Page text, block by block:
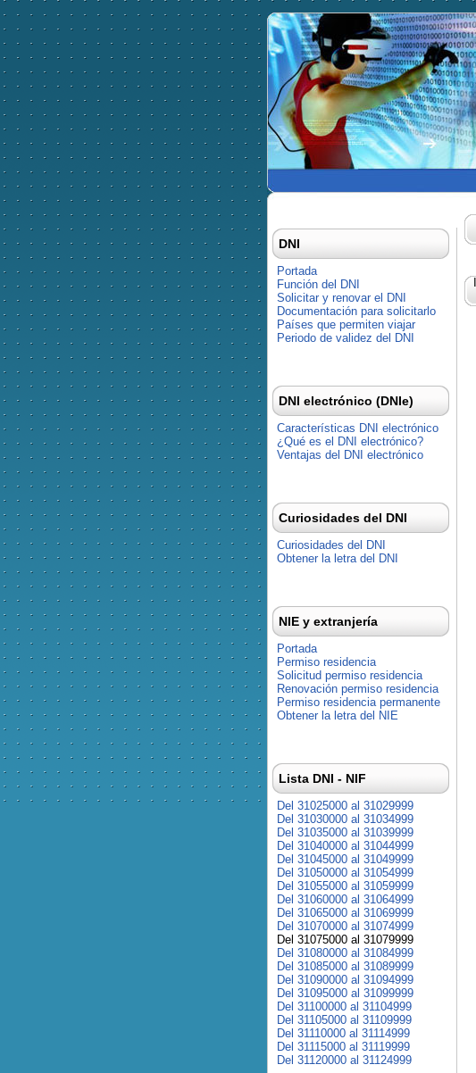
DNI
Portada
Función del DNI
Solicitar y renovar el DNI
Documentación para solicitarlo
Países que permiten viajar
Periodo de validez del DNI
DNI electrónico (DNIe)
Características DNI electrónico
¿Qué es el DNI electrónico?
Ventajas del DNI electrónico
Curiosidades del DNI
Curiosidades del DNI
Obtener la letra del DNI
NIE y extranjería
Portada
Permiso residencia
Solicitud permiso residencia
Renovación permiso residencia
Permiso residencia permanente
Obtener la letra del NIE
Lista DNI - NIF
Del 31025000 al 31029999
Del 31030000 al 31034999
Del 31035000 al 31039999
Del 31040000 al 31044999
Del 31045000 al 31049999
Del 31050000 al 31054999
Del 31055000 al 31059999
Del 31060000 al 31064999
Del 31065000 al 31069999
Del 31070000 al 31074999
Del 31075000 al 31079999
Del 31080000 al 31084999
Del 31085000 al 31089999
Del 31090000 al 31094999
Del 31095000 al 31099999
Del 31100000 al 31104999
Del 31105000 al 31109999
Del 31110000 al 31114999
Del 31115000 al 31119999
Del 31120000 al 31124999